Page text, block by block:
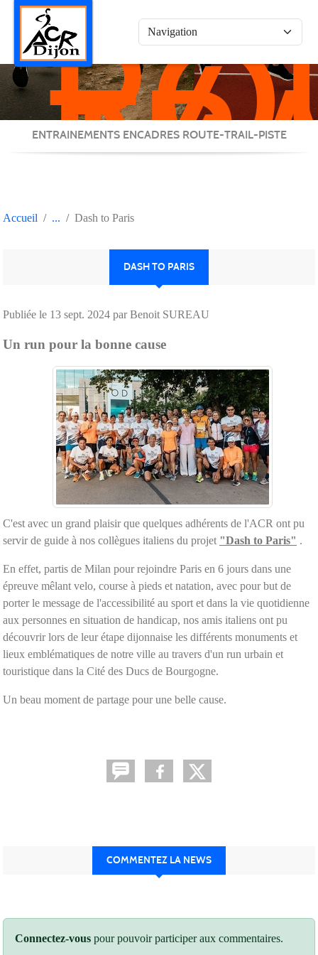
/
/
ENTRAINEMENTS ENCADRES ROUTE-TRAIL-PISTE
Accueil Dash to Paris
DASH TO PARIS
Publiée le 13 sept. 2024 par Benoit SUREAU
Un run pour la bonne cause
C'est avec un grand plaisir que quelques adhérents de l'ACR ont pu
servir de guide à nos collègues italiens du projet "Dash to Paris" .
En effet, partis de Milan pour rejoindre Paris en 6 jours dans une
épreuve mêlant velo, course à pieds et natation, avec pour but de
porter le message de l'accessibilité au sport et dans la vie quotidienne
aux personnes en situation de handicap, nos amis italiens ont pu
découvrir lors de leur étape dijonnaise les différents monuments et
lieux emblématiques de notre ville au travers d'un run urbain et
touristique dans la Cité des Ducs de Bourgogne.
Un beau moment de partage pour une belle cause.
COMMENTEZ LA NEWS
Connectez-vous pour pouvoir participer aux commentaires.
Panneau de gestion des cookies